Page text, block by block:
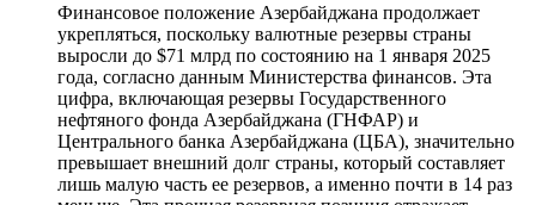
Финансовое положение Азербайджана продолжает
укрепляться, поскольку валютные резервы страны
выросли до $71 млрд по состоянию на 1 января 2025
года, согласно данным Министерства финансов. Эта
цифра, включающая резервы Государственного
нефтяного фонда Азербайджана (ГНФАР) и
Центрального банка Азербайджана (ЦБА), значительно
превышает внешний долг страны, который составляет
лишь малую часть ее резервов, а именно почти в 14 раз